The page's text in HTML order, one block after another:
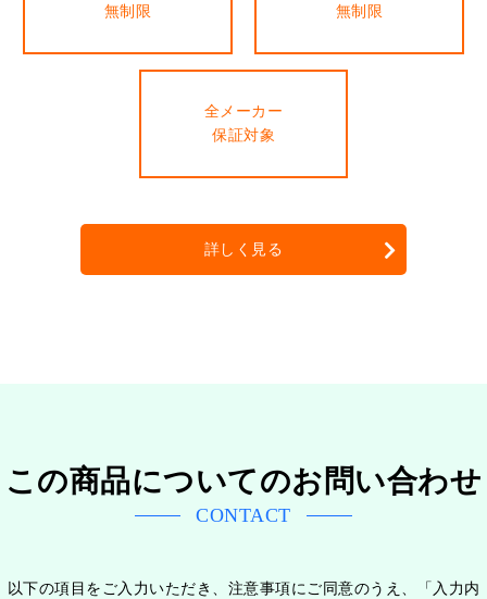
無制限
無制限
全メーカー
保証対象
詳しく見る
この商品についてのお問い合わせ
CONTACT
以下の項目をご入力いただき、注意事項にご同意のうえ、「入力内